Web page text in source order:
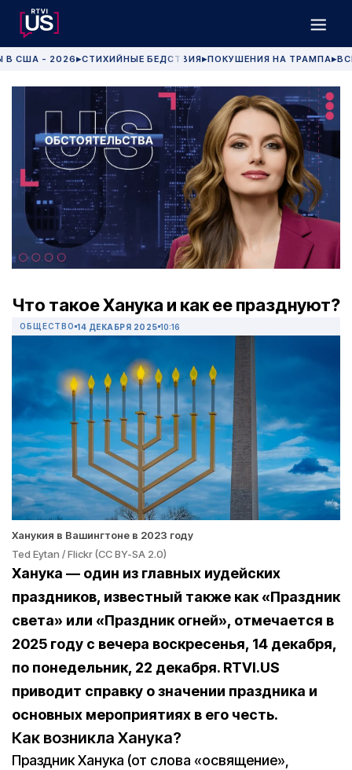
В США - 2026 ▶СТИХИЙНЫЕ БЕДСТВИЯ▶ПОКУШЕНИЯ НА ТРАМПА▶
Что такое Ханука и как ее празднуют?
ОБЩЕСТВО 14 ДЕКАБРЯ 2025 10:16
Ханукия в Вашингтоне в 2023 году
Ted Eytan / Flickr (CC BY-SA 2.0)
Ханука — один из главных иудейских
праздников, известный также как «Праздник
света» или «Праздник огней», отмечается в
2025 году с вечера воскресенья, 14 декабря,
по понедельник, 22 декабря. RTVI.US
приводит справку о значении праздника и
основных мероприятиях в его честь.
Как возникла Ханука?
Праздник Ханука (от слова «освящение»,